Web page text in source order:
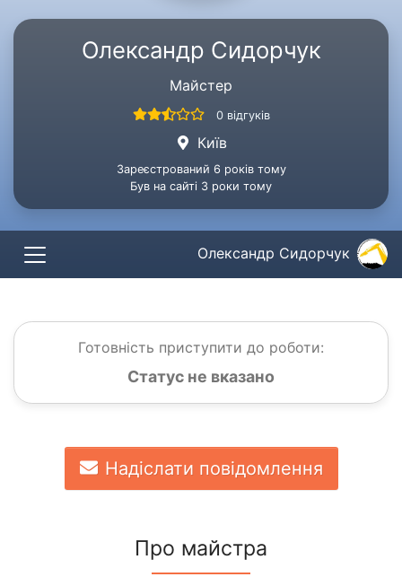
Олександр Сидорчук
Майстер
0 відгуків
Київ
Зареєстрований 6 років тому
Був на сайті 3 роки тому
Олександр Сидорчук
Готовність приступити до роботи:
Статус не вказано
Надіслати повідомлення
Про майстра